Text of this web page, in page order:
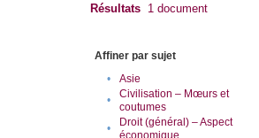
Résultats 1 document
Affiner par sujet
•
Asie
•
Civilisation – Mœurs et
coutumes
•
Droit (général) – Aspect